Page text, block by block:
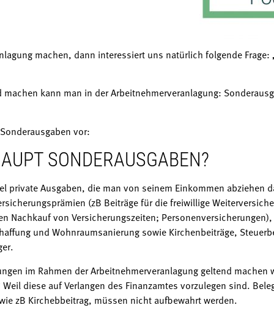
machen, dann interessiert uns natürlich folgende Frage:
kann man in der Arbeitnehmerveranlagung:
vor:
SONDERAUSGABEN?
private Ausgaben, die man von seinem Einkommen abziehen
(zB Beiträge für die freiwillige
Nachkauf von Versicherungszeiten;
und Wohnraumsanierung sowie Kirchenbeiträge,
im Rahmen der Arbeitnehmerveranlagung geltend
Weil diese auf Verlangen des Finanzamtes vorzulegen sind.
zB Kirchebbeitrag, müssen nicht aufbewahrt werden.